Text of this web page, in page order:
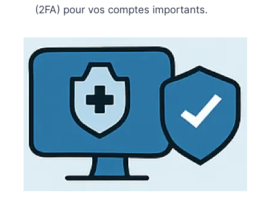
(2FA) pour vos comptes importants.